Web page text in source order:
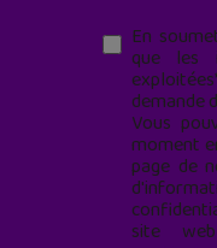
En
que les
demande
Vous
moment
page de
site